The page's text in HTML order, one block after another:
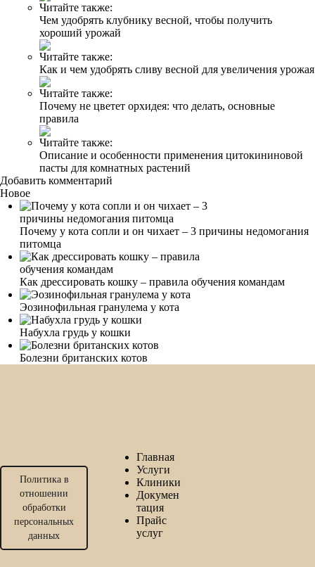
Читайте также:
Чем удобрять клубнику весной, чтобы получить
хороший урожай
Читайте также:
Как и чем удобрять сливу весной для увеличения урожая
Читайте также:
Почему не цветет орхидея: что делать, основные
правила
Читайте также:
Описание и особенности применения цитокининовой
пасты для комнатных растений
Добавить комментарий
Новое
Почему у кота сопли и он чихает – 3 причины недомогания
питомца
Как дрессировать кошку – правила обучения командам
Эозинофильная гранулема у кота
Набухла грудь у кошки
Болезни британских котов
Политика в
отношении
обработки
персональных
данных
Главная
Услуги
Клиники
Докумен
тация
Прайс
услуг